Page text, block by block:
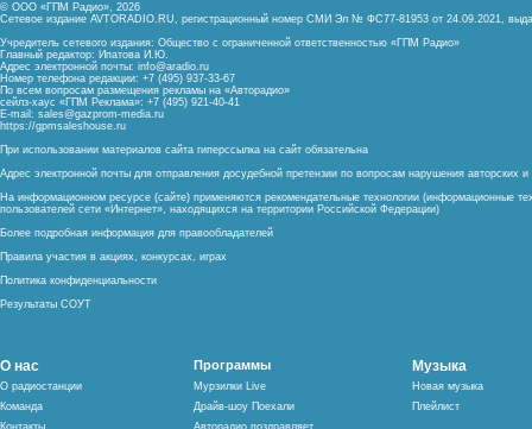
© ООО «ГПМ Радио», 2026
Сетевое издание AVTORADIO.RU, регистрационный номер СМИ Эл № ФС77-81953 от 24.09.2021,
Учредитель сетевого издания: Общество с ограниченной ответственностью «ГПМ Радио»
Главный редактор: Ипатова И.Ю.
Адрес электронной почты: info@aradio.ru
Номер телефона редакции: +7 (495) 937-33-67
По всем вопросам размещения рекламы на «Авторадио»
сейлз-хаус «ГПМ Реклама»: +7 (495) 921-40-41
E-mail: sales@gazprom-media.ru
https://gpmsaleshouse.ru
При использовании материалов сайта гиперссылка на сайт обязательна
Адрес электронной почты для отправления досудебной претензии по вопросам нарушения авторских
На информационном ресурсе (сайте) применяются рекомендательные технологии (информационные
пользователей сети «Интернет», находящихся на территории Российской Федерации)
Более подробная информация для правообладателей
Правила участия в акциях, конкурсах, играх
Политика конфиденциальности
Результаты СОУТ
О нас
О радиостанции
Команда
Программы
Мурзилки Live
Драйв-шоу Поехали
Музыка
Новая музыка
Плейлист